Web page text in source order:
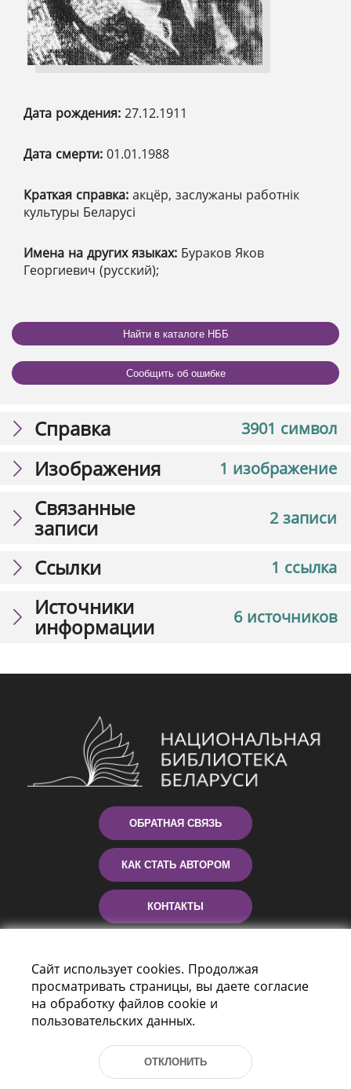
Дата рождения: 27.12.1911
Дата смерти: 01.01.1988
Краткая справка: акцёр, заслужаны работнік
культуры Беларусі
Имена на других языках: Бураков Яков
Георгиевич (русский);
Найти в каталоге НББ
Сообщить об ошибке
3901 символ
Справка
1 изображение
Изображения
2 записи
Связанные
записи
1 ссылка
Ссылки
6 источников
Источники
информации
ОБРАТНАЯ СВЯЗЬ
КАК СТАТЬ АВТОРОМ
КОНТАКТЫ
Сайт использует cookies. Продолжая
просматривать страницы, вы даете согласие
на обработку файлов cookie и
пользовательских данных.
ОТКЛОНИТЬ